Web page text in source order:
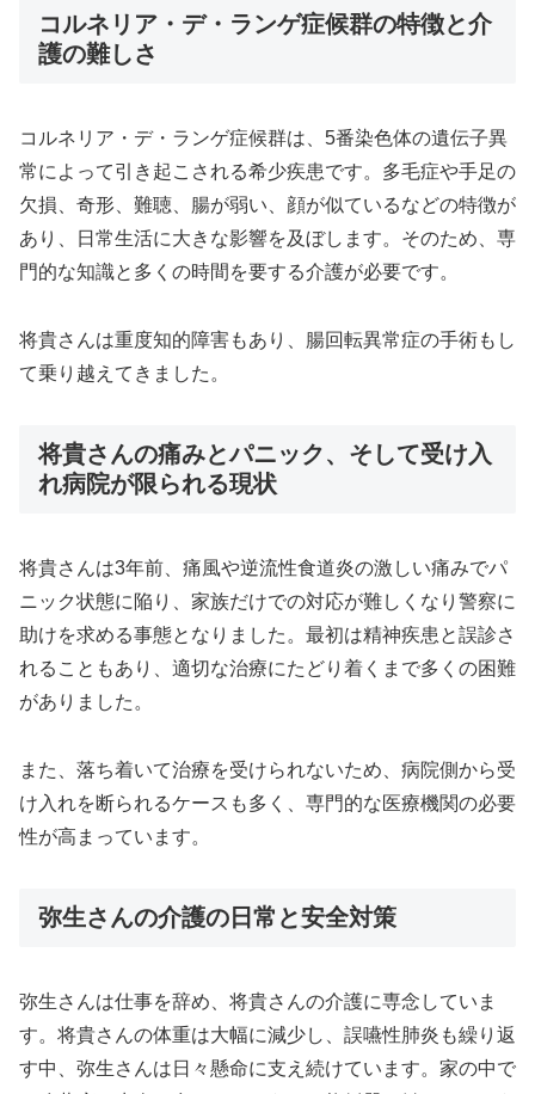
コルネリア・デ・ランゲ症候群の特徴と介
護の難しさ
コルネリア・デ・ランゲ症候群は、5番染色体の遺伝子異
常によって引き起こされる希少疾患です。多毛症や手足の
欠損、奇形、難聴、腸が弱い、顔が似ているなどの特徴が
あり、日常生活に大きな影響を及ぼします。そのため、専
門的な知識と多くの時間を要する介護が必要です。
将貴さんは重度知的障害もあり、腸回転異常症の手術もし
て乗り越えてきました。
将貴さんの痛みとパニック、そして受け入
れ病院が限られる現状
将貴さんは3年前、痛風や逆流性食道炎の激しい痛みでパ
ニック状態に陥り、家族だけでの対応が難しくなり警察に
助けを求める事態となりました。最初は精神疾患と誤診さ
れることもあり、適切な治療にたどり着くまで多くの困難
がありました。
また、落ち着いて治療を受けられないため、病院側から受
け入れを断られるケースも多く、専門的な医療機関の必要
性が高まっています。
弥生さんの介護の日常と安全対策
弥生さんは仕事を辞め、将貴さんの介護に専念していま
す。将貴さんの体重は大幅に減少し、誤嚥性肺炎も繰り返
す中、弥生さんは日々懸命に支え続けています。家の中で